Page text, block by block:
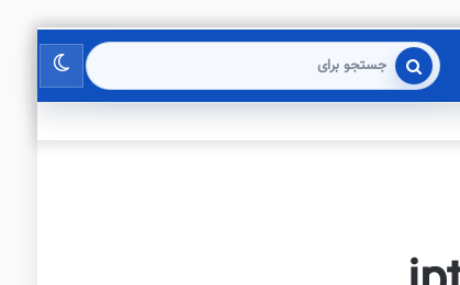
جستجو
برای
تغییر
پوسته